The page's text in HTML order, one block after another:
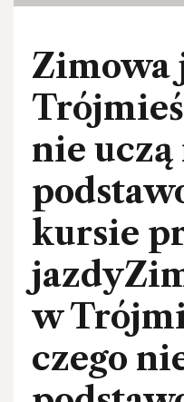
Zimowa
nie uczą
kursie
w
czego